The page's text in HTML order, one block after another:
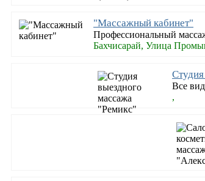
"Массажный кабинет"
Профессиональный
Бахчисарай, Улица
Все
,